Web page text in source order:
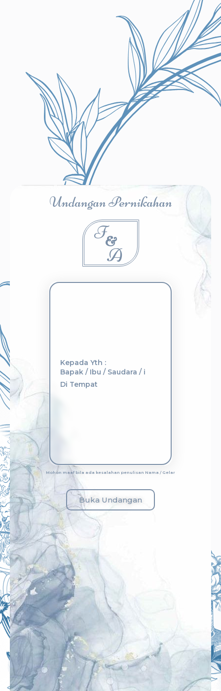
Undangan Pernikahan
F&
A
Kepada Yth :
Bapak / Ibu / Saudara / i
Di Tempat
Mohon maaf bila ada kesalahan penulisan Nama / Gelar
Buka Undangan